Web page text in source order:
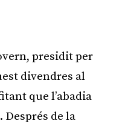
presidit per
divendres al
que l’abadia
Després de la